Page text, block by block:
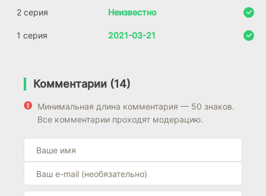
2 серия Неизвестно
1 серия 2021-03-21
Комментарии (14)
Минимальная длина комментария — 50 знаков.
Все комментарии проходят модерацию.